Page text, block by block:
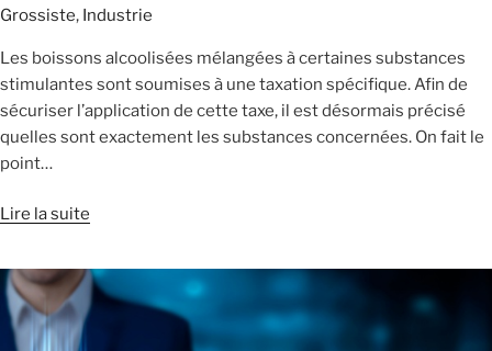
Grossiste, Industrie
Les boissons alcoolisées mélangées à certaines substances
stimulantes sont soumises à une taxation spécifique. Afin de
sécuriser l’application de cette taxe, il est désormais précisé
quelles sont exactement les substances concernées. On fait le
point…
Lire la suite